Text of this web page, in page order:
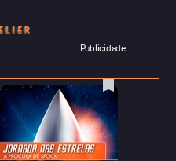
Publicidade